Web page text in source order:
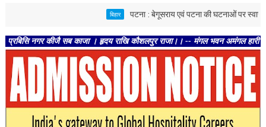
पटना : बेगूसराय एवं पटना की घटनाओं पर स्वास्थ्य विभाग
कीजै सब काजा । हृदय राखि कौशलपुर राजा।। -- मंगल भवन अमंगल हारी। द्रवहु